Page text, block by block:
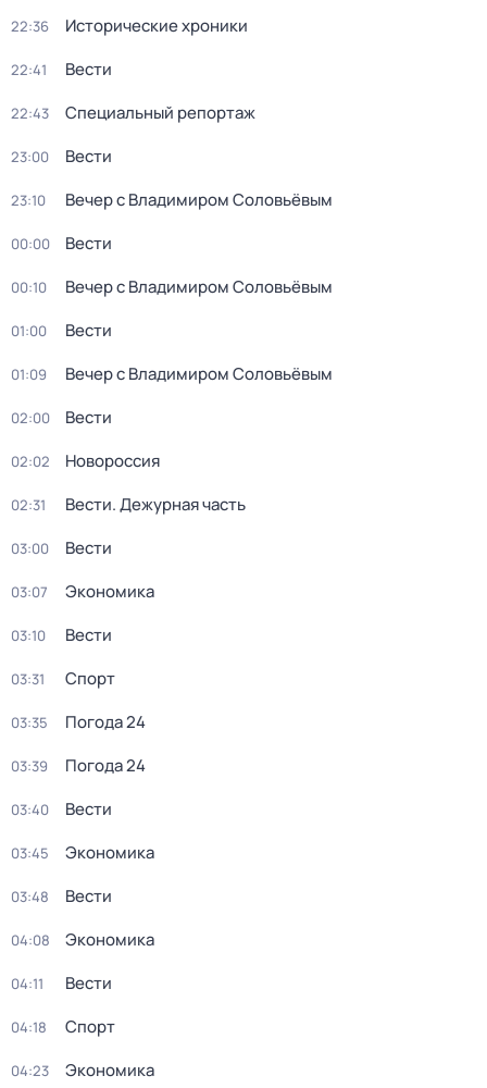
22:36 Исторические хроники
22:41 Вести
22:43 Специальный репортаж
23:00 Вести
23:10 Вечер с Владимиром Соловьёвым
00:00 Вести
00:10 Вечер с Владимиром Соловьёвым
01:00 Вести
01:09 Вечер с Владимиром Соловьёвым
02:00 Вести
02:02 Новороссия
02:31 Вести. Дежурная часть
03:00 Вести
03:07 Экономика
03:10 Вести
03:31 Спорт
03:35 Погода 24
03:39 Погода 24
03:40 Вести
03:45 Экономика
03:48 Вести
04:08 Экономика
04:11 Вести
04:18 Спорт
04:23 Экономика